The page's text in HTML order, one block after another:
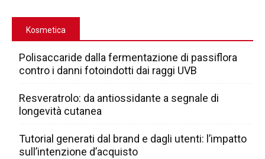
Kosmetica
Polisaccaride dalla fermentazione di passiflora
contro i danni fotoindotti dai raggi UVB
Resveratrolo: da antiossidante a segnale di
longevità cutanea
Tutorial generati dal brand e dagli utenti: l’impatto
sull’intenzione d’acquisto